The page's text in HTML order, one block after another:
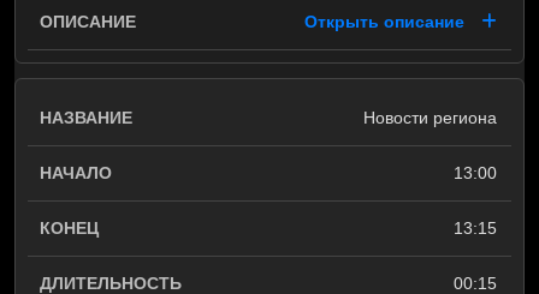
Открыть описание
Новости региона
13:00
13:15
00:15